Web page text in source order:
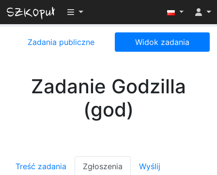
Przełącz widoczność menu
Zadania publiczne Widok zadania
Zadanie Godzilla
(god)
Treść zadania Zgłoszenia Wyślij